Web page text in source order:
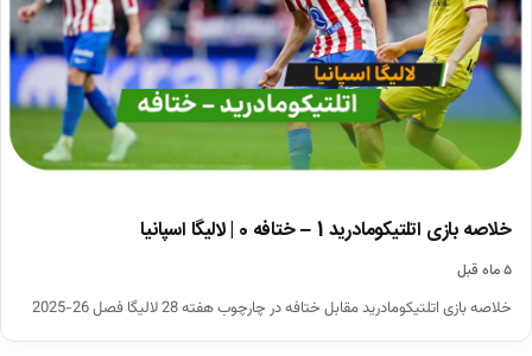
خلاصه بازی اتلتیکومادرید 1 – ختافه 0 | لالیگا اسپانیا
۵ ماه قبل
خلاصه بازی اتلتیکومادرید مقابل ختافه در چارچوب هفته 28 لالیگا فصل 26-2025